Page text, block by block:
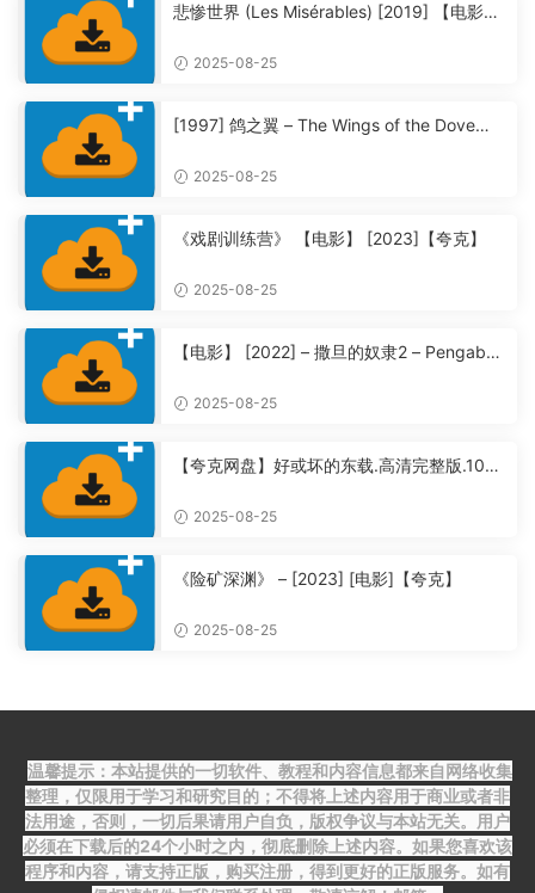
悲惨世界 (Les Misérables) [2019] 【电影】
2025-08-25
[1997] 鸽之翼 – The Wings of the Dove
2025-08-25
《戏剧训练营》 【电影】 [2023]【夸克】
2025-08-25
【电影】 [2022] – 撒旦的奴隶2 – Pengabdi
2025-08-25
【夸克网盘】好或坏的东载.高清完整版.108
2025-08-25
《险矿深渊》 – [2023] [电影]【夸克】
2025-08-25
温馨提示：本站提供的一切软件、教程和内容信息都来自网络收集
整理，仅限用于学习和研究目的；不得将上述内容用于商业或者非
法用途，否则，一切后果请用户自负，版权争议与本站无关。用户
必须在下载后的24个小时之内，彻底删除上述内容。如果您喜欢该
程序和内容，请支持正版，购买注册，得到更好的正版服务。如有